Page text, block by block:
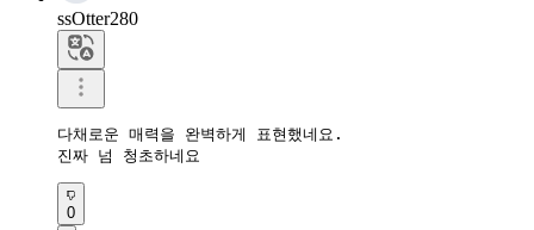
ssOtter280
다채로운 매력을 완벽하게 표현했네요.
진짜 넘 청초하네요
0